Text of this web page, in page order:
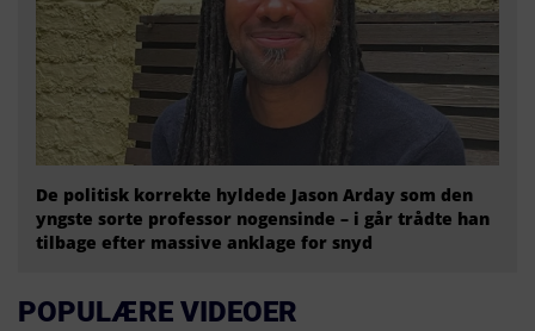
De politisk korrekte hyldede Jason Arday som den
yngste sorte professor nogensinde – i går trådte han
tilbage efter massive anklage for snyd
POPULÆRE VIDEOER